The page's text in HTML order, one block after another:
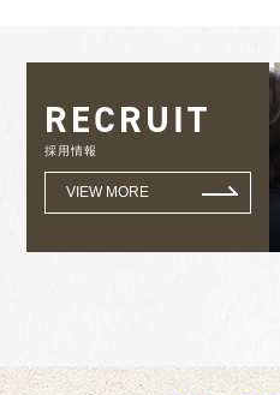
RECRUIT
採用情報
VIEW MORE